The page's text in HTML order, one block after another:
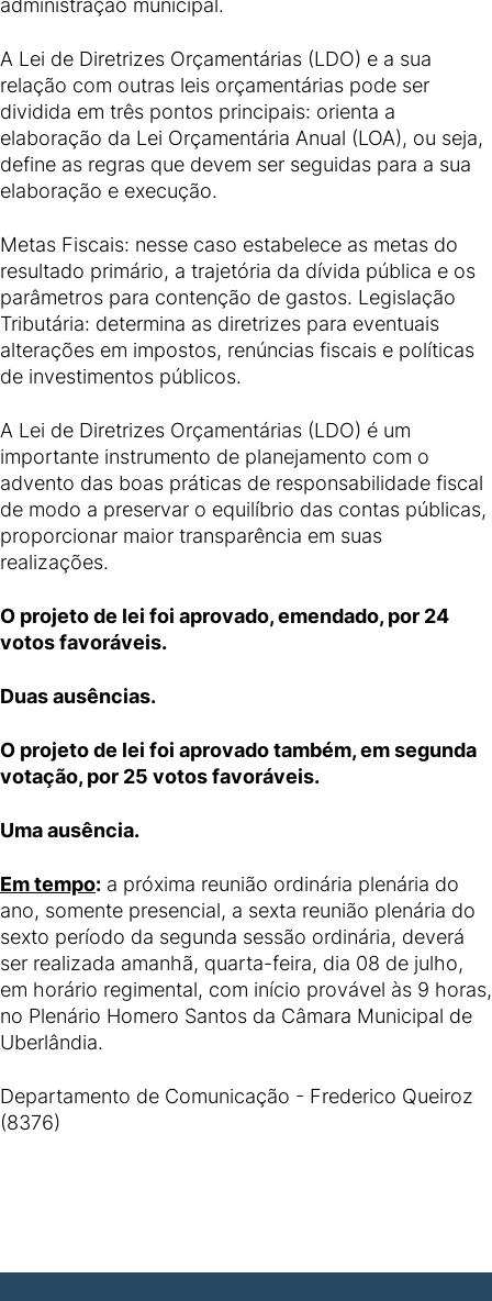
administração municipal.
A Lei de Diretrizes Orçamentárias (LDO) e a sua
relação com outras leis orçamentárias pode ser
dividida em três pontos principais: orienta a
elaboração da Lei Orçamentária Anual (LOA), ou seja,
define as regras que devem ser seguidas para a sua
elaboração e execução.
Metas Fiscais: nesse caso estabelece as metas do
resultado primário, a trajetória da dívida pública e os
parâmetros para contenção de gastos. Legislação
Tributária: determina as diretrizes para eventuais
alterações em impostos, renúncias fiscais e políticas
de investimentos públicos.
A Lei de Diretrizes Orçamentárias (LDO) é um
importante instrumento de planejamento com o
advento das boas práticas de responsabilidade fiscal
de modo a preservar o equilíbrio das contas públicas,
proporcionar maior transparência em suas
realizações.
O projeto de lei foi aprovado, emendado, por 24
votos favoráveis.
Duas ausências.
O projeto de lei foi aprovado também, em segunda
votação, por 25 votos favoráveis.
Uma ausência.
Em tempo: a próxima reunião ordinária plenária do
ano, somente presencial, a sexta reunião plenária do
sexto período da segunda sessão ordinária, deverá
ser realizada amanhã, quarta-feira, dia 08 de julho,
em horário regimental, com início provável às 9 horas,
no Plenário Homero Santos da Câmara Municipal de
Uberlândia.
Departamento de Comunicação - Frederico Queiroz
(8376)